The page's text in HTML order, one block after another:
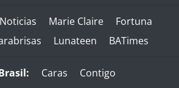
Noticias Marie Claire
Fortuna
Lunateen BATimes
Caras
Contigo